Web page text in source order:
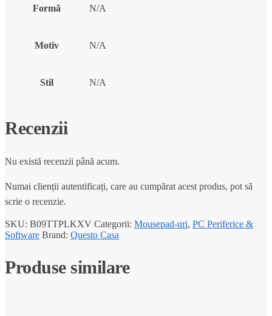
Formă N/A
Motiv N/A
Stil N/A
Recenzii
Nu există recenzii până acum.
Numai clienții autentificați, care au cumpărat acest produs, pot să
scrie o recenzie.
SKU: B09TTPLKXV Categorii: Mousepad-uri, PC Periferice &
Software Brand: Questo Casa
Produse similare